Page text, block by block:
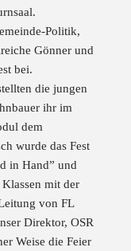
Politik,
Gönner und
bei.
die jungen
ihr im
dem
wurde das Fest
in Hand” und
mit der
von FL
Direktor, OSR
Weise die Feier